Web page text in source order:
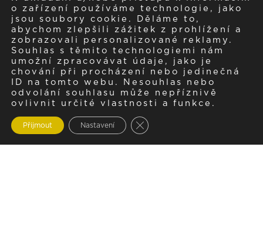
o zařízení používáme technologie, jako
jsou soubory cookie. Děláme to,
abychom zlepšili zážitek z prohlížení a
zobrazovali personalizované reklamy.
Souhlas s těmito technologiemi nám
umožní zpracovávat údaje, jako je
chování při procházení nebo jedinečná
ID na tomto webu. Nesouhlas nebo
odvolání souhlasu může nepříznivě
ovlivnit určité vlastnosti a funkce.
Přijmout Nastavení Zavřít cookie lištu GDPR